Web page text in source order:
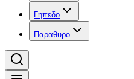
Γηπεδο
Παραθυρο